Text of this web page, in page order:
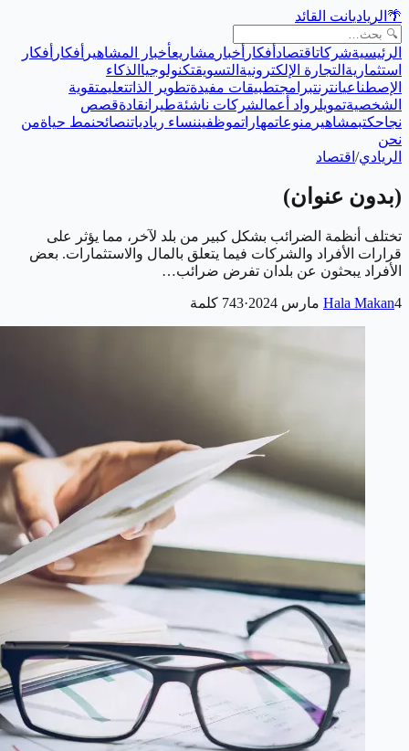
🌴 الرياديانت القائد
الرئيسيةشركاتاقتصاد أفكار أخبار مشاريعأخبار المشاهير أفكار أفكار
استثمارية التجارة الإلكترونية التسويقتكنولوجيا الذكاء
الإصطناعيانترنتبرامجتطبيقات مفيدةتطوير الذاتتعليمتقوية
الشخصيةتمويلرواد أعمالشركات ناشئةطيرانقادةقصص
نجاحكتبمشاهير منوعاتمهاراتموظفيننساء ريادياتنصائحنمط حياةمن
نحن
الريادي/ اقتصاد
(بدون عنوان)
تختلف أنظمة الضرائب بشكل كبير من بلد لآخر، مما يؤثر على
قرارات الأفراد والشركات فيما يتعلق بالمال والاستثمارات. بعض
الأفراد يبحثون عن بلدان تفرض ضرائب…
Hala Makan4 مارس 2024 ·
743 كلمة